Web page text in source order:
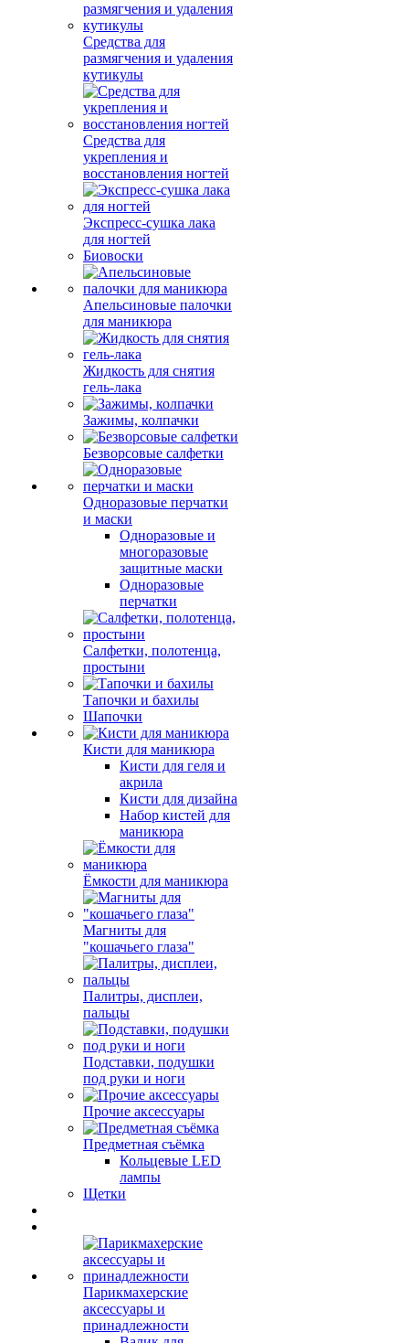
Средства для
размягчения и удаления
кутикулы
Средства для
укрепления и
восстановления ногтей
Экспресс-сушка лака
для ногтей
Биовоски
Апельсиновые палочки
для маникюра
Жидкость для снятия
гель-лака
Зажимы, колпачки
Безворсовые салфетки
Одноразовые перчатки
и маски
Одноразовые и
многоразовые
защитные маски
Одноразовые
перчатки
Салфетки, полотенца,
простыни
Тапочки и бахилы
Шапочки
Кисти для маникюра
Кисти для геля и
акрила
Кисти для дизайна
Набор кистей для
маникюра
Ёмкости для маникюра
Магниты для
"кошачьего глаза"
Палитры, дисплеи,
пальцы
Подставки, подушки
под руки и ноги
Прочие аксессуары
Предметная съёмка
Кольцевые LED
лампы
Щетки
Парикмахерские
аксессуары и
принадлежности